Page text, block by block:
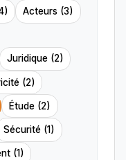
Acteurs (3)
Juridique (2)
(2)
Étude (2)
Sécurité (1)
(1)